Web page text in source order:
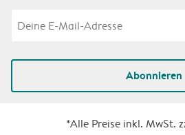
Abonnieren
*Alle Preise inkl. MwSt.